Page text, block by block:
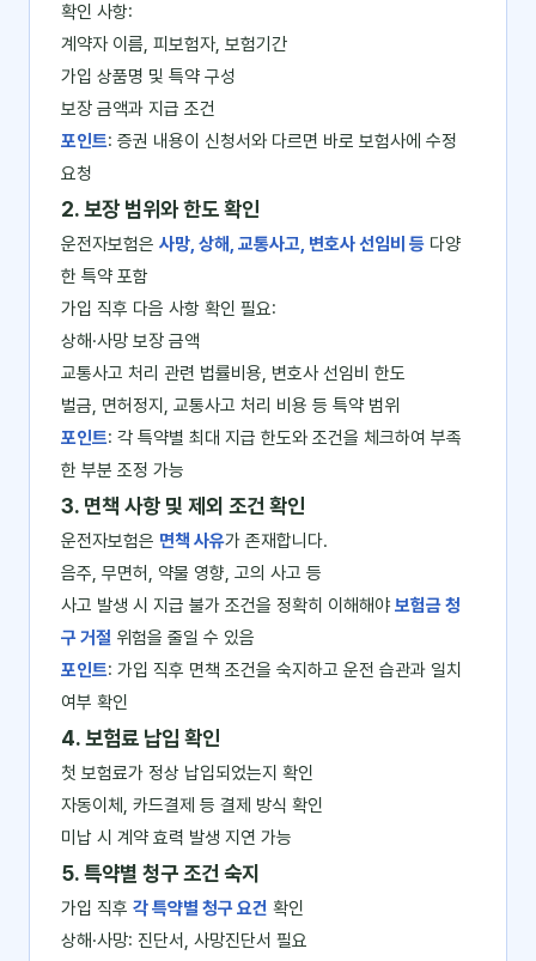
확인 사항:
계약자 이름, 피보험자, 보험기간
가입 상품명 및 특약 구성
보장 금액과 지급 조건
포인트: 증권 내용이 신청서와 다르면 바로 보험사에 수정
요청
2. 보장 범위와 한도 확인
운전자보험은 사망, 상해, 교통사고, 변호사 선임비 등 다양
한 특약 포함
가입 직후 다음 사항 확인 필요:
상해·사망 보장 금액
교통사고 처리 관련 법률비용, 변호사 선임비 한도
벌금, 면허정지, 교통사고 처리 비용 등 특약 범위
포인트: 각 특약별 최대 지급 한도와 조건을 체크하여 부족
한 부분 조정 가능
3. 면책 사항 및 제외 조건 확인
운전자보험은 면책 사유가 존재합니다.
음주, 무면허, 약물 영향, 고의 사고 등
사고 발생 시 지급 불가 조건을 정확히 이해해야 보험금 청
구 거절 위험을 줄일 수 있음
포인트: 가입 직후 면책 조건을 숙지하고 운전 습관과 일치
여부 확인
4. 보험료 납입 확인
첫 보험료가 정상 납입되었는지 확인
자동이체, 카드결제 등 결제 방식 확인
미납 시 계약 효력 발생 지연 가능
5. 특약별 청구 조건 숙지
가입 직후 각 특약별 청구 요건 확인
상해·사망: 진단서, 사망진단서 필요